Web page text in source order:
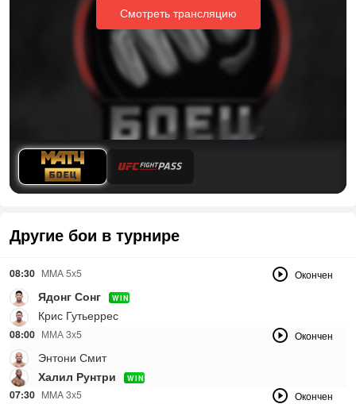
Смотреть трансляцию
Другие бои в турнире
08:30 MMA 5х5 Окончен
Ядонг Сонг WIN
Крис Гутьеррес
08:00 ММА 3х5 Окончен
Энтони Смит
Халил Рунтри
WIN
07:30 MMA 3х5 Окончен